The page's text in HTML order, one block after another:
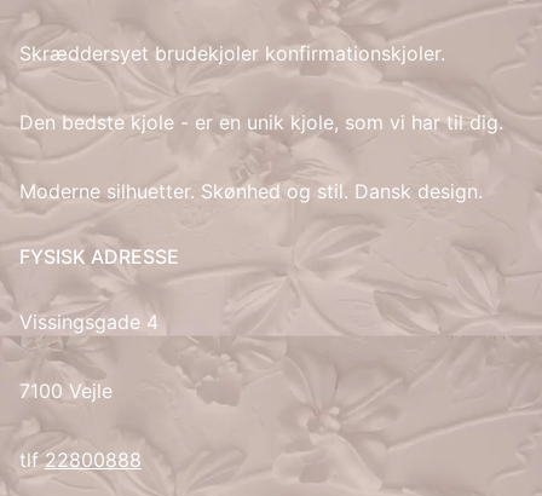
IT
LV
LT
RU
ES
Skræddersyet brudekjoler konfirmationskjoler.
Den bedste kjole - er en unik kjole, som vi har til dig.
Moderne silhuetter. Skønhed og stil. Dansk design.
FYSISK ADRESSE
Vissingsgade 4
7100 Vejle
tlf22800888